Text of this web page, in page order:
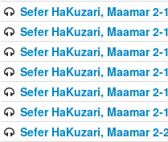
Sefer HaKuzari, Maamar 2-
Sefer HaKuzari, Maamar 2-
Sefer HaKuzari, Maamar 2-
Sefer HaKuzari, Maamar 2-
Sefer HaKuzari, Maamar 2-
Sefer HaKuzari, Maamar 2-
Sefer HaKuzari, Maamar 2-